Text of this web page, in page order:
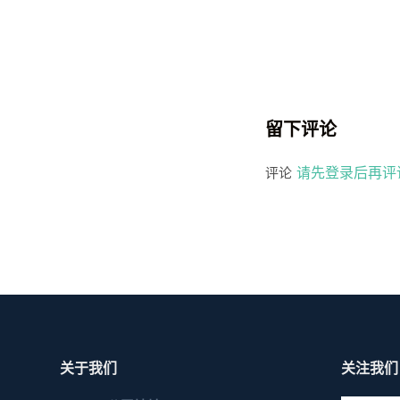
留下评论
评论 请先登录后再评
关于我们 关注我们